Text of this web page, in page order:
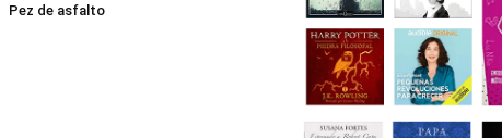
Pez de asfalto